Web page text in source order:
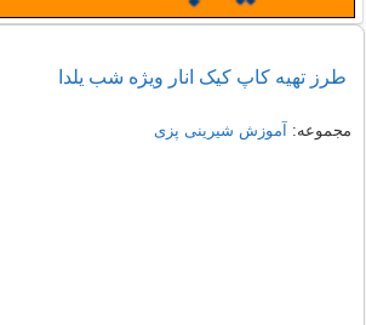
طرز تهیه کاپ کیک انار ویژه شب یلدا
مجموعه: آموزش شیرینی پزی